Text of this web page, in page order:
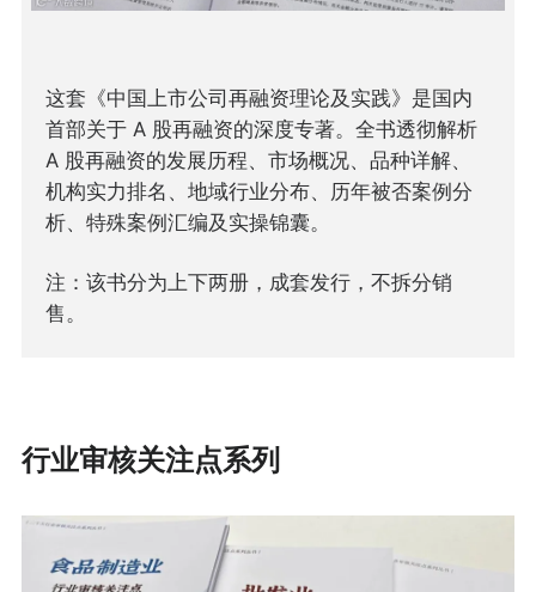
这套《中国上市公司再融资理论及实践》是国内
首部关于 A 股再融资的深度专著。全书透彻解析
A 股再融资的发展历程、市场概况、品种详解、
机构实力排名、地域行业分布、历年被否案例分
析、特殊案例汇编及实操锦囊。
注：该书分为上下两册，成套发行，不拆分销
售。
行业审核关注点系列